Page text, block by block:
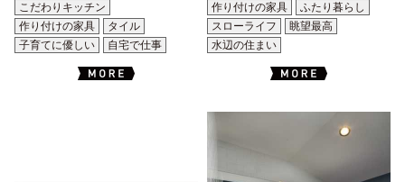
こだわりキッチン
作り付けの家具
タイル
子育てに優しい
自宅で仕事
作り付けの家具
ふたり暮らし
スローライフ
眺望最高
水辺の住まい